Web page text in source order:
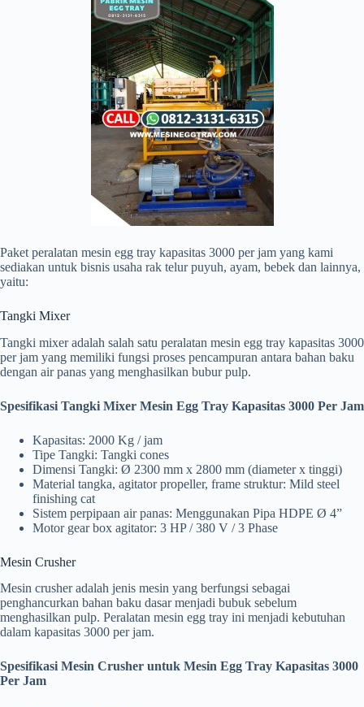
Paket peralatan mesin egg tray kapasitas 3000 per jam yang kami
sediakan untuk bisnis usaha rak telur puyuh, ayam, bebek dan lainnya,
yaitu:
Tangki Mixer
Tangki mixer adalah salah satu peralatan mesin egg tray kapasitas 3000
per jam yang memiliki fungsi proses pencampuran antara bahan baku
dengan air panas yang menghasilkan bubur pulp.
Spesifikasi Tangki Mixer Mesin Egg Tray Kapasitas 3000 Per Jam
Kapasitas: 2000 Kg / jam
Tipe Tangki: Tangki cones
Dimensi Tangki: Ø 2300 mm x 2800 mm (diameter x tinggi)
Material tangka, agitator propeller, frame struktur: Mild steel
finishing cat
Sistem perpipaan air panas: Menggunakan Pipa HDPE Ø 4”
Motor gear box agitator: 3 HP / 380 V / 3 Phase
Mesin Crusher
Mesin crusher adalah jenis mesin yang berfungsi sebagai
penghancurkan bahan baku dasar menjadi bubuk sebelum
menghasilkan pulp. Peralatan mesin egg tray ini menjadi kebutuhan
dalam kapasitas 3000 per jam.
Spesifikasi Mesin Crusher untuk Mesin Egg Tray Kapasitas 3000
Per Jam